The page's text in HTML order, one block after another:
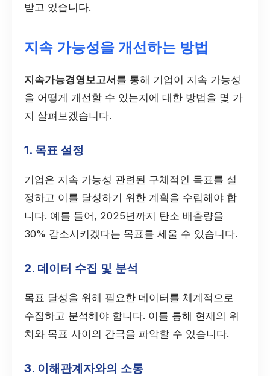
받고 있습니다.
지속 가능성을 개선하는 방법
지속가능경영보고서 를 통해 기업이 지속 가능성
을 어떻게 개선할 수 있는지에 대한 방법을 몇 가
지 살펴보겠습니다.
1. 목표 설정
기업은 지속 가능성 관련된 구체적인 목표를 설
정하고 이를 달성하기 위한 계획을 수립해야 합
니다. 예를 들어, 2025년까지 탄소 배출량을
30% 감소시키겠다는 목표를 세울 수 있습니다.
2. 데이터 수집 및 분석
목표 달성을 위해 필요한 데이터를 체계적으로
수집하고 분석해야 합니다. 이를 통해 현재의 위
치와 목표 사이의 간극을 파악할 수 있습니다.
3. 이해관계자와의 소통